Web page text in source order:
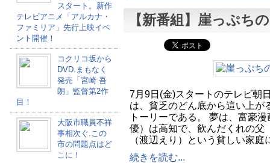
スタート。新作
テレビアニメ「アルカナ・
ファミリア」先行上映イベ
ント開催！
コクリコ坂から
DVD.まもなく
発売「宮崎 吾
朗」監督第2作
目！
大阪市職員不祥
事相次ぐ.この
市の問題点はど
こに！
【新番組】崖っぷち
7月9日(金)スタートのテレビ朝
は、貧乏のどん底から這い上が
トーリーである。 夢は、富豪
優）は高知で、飲んだくれの父
（渡辺えり）という貧しい家
続きを読む...